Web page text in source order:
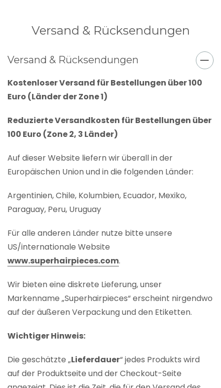
Versand & Rücksendungen
Versand & Rücksendungen
Kostenloser Versand für Bestellungen über 100
Euro (Länder der Zone 1)
Reduzierte Versandkosten für Bestellungen über
100 Euro (Zone 2, 3 Länder)
Auf dieser Website liefern wir überall in der
Europäischen Union und in die folgenden Länder:
Argentinien, Chile, Kolumbien, Ecuador, Mexiko,
Paraguay, Peru, Uruguay
Für alle anderen Länder nutze bitte unsere
US/internationale Website
www.superhairpieces.com.
Wir bieten eine diskrete Lieferung, unser
Markenname „Superhairpieces“ erscheint nirgendwo
auf der äußeren Verpackung und den Etiketten.
Wichtiger Hinweis:
Die geschätzte „Lieferdauer“ jedes Produkts wird
auf der Produktseite und der Checkout-Seite